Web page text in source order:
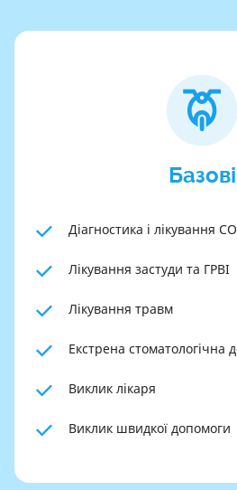
Базові
Діагностика і лікування
Лікування застуди та ГРВІ
Лікування травм
Екстрена стоматологічна
Виклик лікаря
Виклик швидкої допомоги